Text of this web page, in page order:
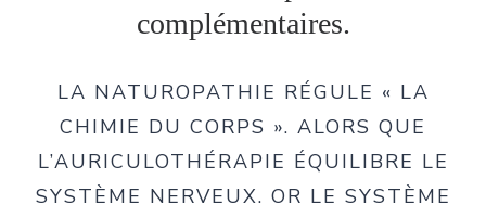
complémentaires.
LA NATUROPATHIE RÉGULE « LA
CHIMIE DU CORPS ». ALORS QUE
L’AURICULOTHÉRAPIE ÉQUILIBRE LE
SYSTÈME NERVEUX. OR LE SYSTÈME